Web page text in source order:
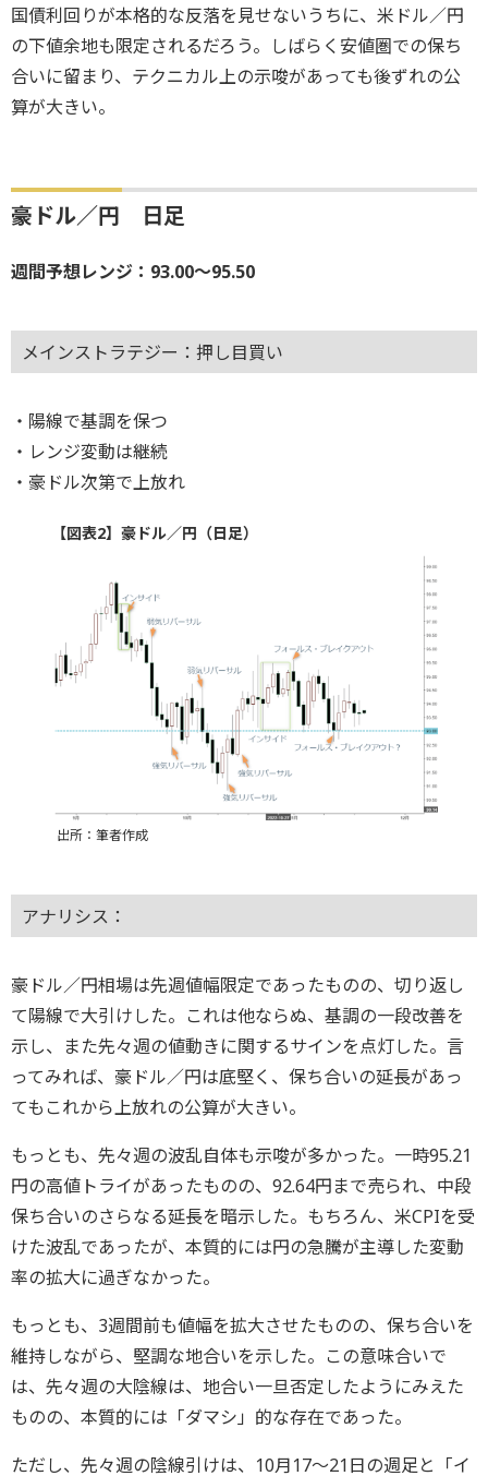
国債利回りが本格的な反落を見せないうちに、米ドル／円
の下値余地も限定されるだろう。しばらく安値圏での保ち
合いに留まり、テクニカル上の示唆があっても後ずれの公
算が大きい。
豪ドル／円 日足
週間予想レンジ：93.00～95.50
メインストラテジー：押し目買い
・陽線で基調を保つ
・レンジ変動は継続
・豪ドル次第で上放れ
【図表2】豪ドル／円（日足）
出所：筆者作成
アナリシス：
豪ドル／円相場は先週値幅限定であったものの、切り返し
て陽線で大引けした。これは他ならぬ、基調の一段改善を
示し、また先々週の値動きに関するサインを点灯した。言
ってみれば、豪ドル／円は底堅く、保ち合いの延長があっ
てもこれから上放れの公算が大きい。
もっとも、先々週の波乱自体も示唆が多かった。一時95.21
円の高値トライがあったものの、92.64円まで売られ、中段
保ち合いのさらなる延長を暗示した。もちろん、米CPIを受
けた波乱であったが、本質的には円の急騰が主導した変動
率の拡大に過ぎなかった。
もっとも、3週間前も値幅を拡大させたものの、保ち合いを
維持しながら、堅調な地合いを示した。この意味合いで
は、先々週の大陰線は、地合い一旦否定したようにみえた
ものの、本質的には「ダマシ」的な存在であった。
ただし、先々週の陰線引けは、10月17～21日の週足と「イ